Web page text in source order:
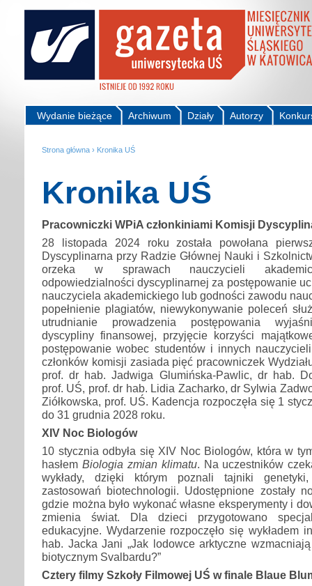
Autorzy
Działy
Archiwum
Wydanie bieżące
Strona główna › Kronika UŚ
Kronika UŚ
Pracowniczki WPiA członkiniami Komisji
28 listopada 2024 roku została powołana
Dyscyplinarna przy Radzie Głównej Nauki i
orzeka w sprawach nauczycieli
odpowiedzialności dyscyplinarnej za postępowanie
nauczyciela akademickiego lub godności zawodu
popełnienie plagiatów, niewykonywanie poleceń
utrudnianie prowadzenia postępowania
dyscypliny finansowej, przyjęcie korzyści
postępowanie wobec studentów i innych
członków komisji zasiada pięć pracowniczek
prof. dr hab. Jadwiga Glumińska-Pawlic, dr hab.
prof. UŚ, prof. dr hab. Lidia Zacharko, dr Sylwia
Ziółkowska, prof. UŚ. Kadencja rozpoczęła się 1
do 31 grudnia 2028 roku.
XIV Noc Biologów
10 stycznia odbyła się XIV Noc Biologów, która w
hasłem Biologia zmian klimatu. Na uczestników
wykłady, dzięki którym poznali tajniki
zastosowań biotechnologii. Udostępnione zostały
gdzie można było wykonać własne eksperymenty i
zmienia świat. Dla dzieci przygotowano
edukacyjne. Wydarzenie rozpoczęło się wykładem
hab. Jacka Jani „Jak lodowce arktyczne
biotycznym Svalbardu?”
Cztery filmy Szkoły Filmowej UŚ w finale Blaue